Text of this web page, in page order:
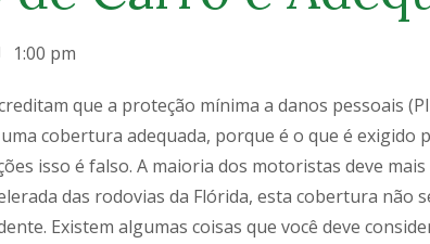
1:00 pm
que a proteção mínima a danos pessoais
cobertura adequada, porque é o que é exigido
isso é falso. A maioria dos motoristas deve mais
das rodovias da Flórida, esta cobertura não
Existem algumas coisas que você deve